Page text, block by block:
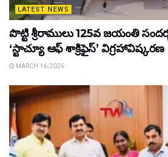
LATEST NEWS
పొట్టి శ్రీరాములు 125వ జయంతి
‘స్టాచ్యూ ఆఫ్ శాక్రిఫైస్’ విగ్రహావిష్కరణ
MARCH 16, 2026